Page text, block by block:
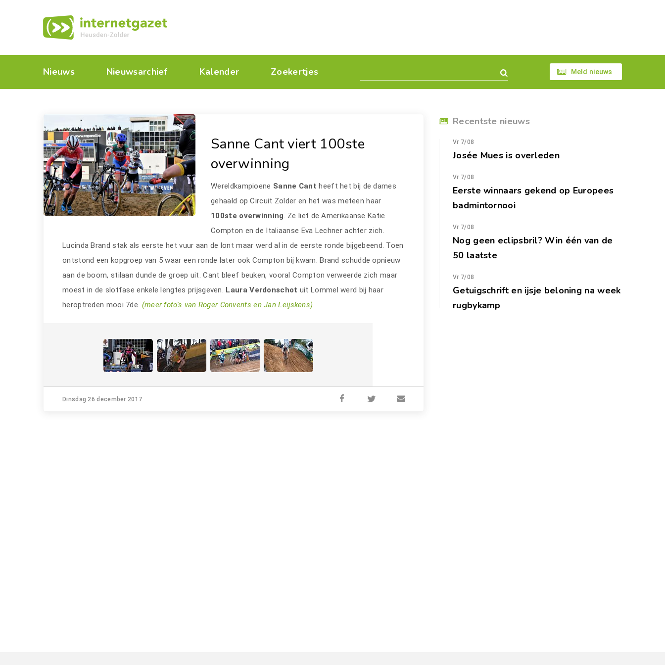
Nieuws Nieuwsarchief Kalender Zoekertjes Meld nieuws
Sanne Cant viert 100ste
overwinning
Wereldkampioene Sanne Cant heeft het bij de dames
gehaald op Circuit Zolder en het was meteen haar
100ste overwinning. Ze liet de Amerikaanse Katie
Compton en de Italiaanse Eva Lechner achter zich.
Lucinda Brand stak als eerste het vuur aan de lont maar werd al in de eerste ronde bijgebeend. Toen
ontstond een kopgroep van 5 waar een ronde later ook Compton bij kwam. Brand schudde opnieuw
aan de boom, stilaan dunde de groep uit. Cant bleef beuken, vooral Compton verweerde zich maar
moest in de slotfase enkele lengtes prijsgeven. Laura Verdonschot uit Lommel werd bij haar
heroptreden mooi 7de. (meer foto's van Roger Convents en Jan Leijskens)
Dinsdag 26 december 2017
Recentste nieuws
Vr 7/08
Josée Mues is overleden
Vr 7/08
Eerste winnaars gekend op Europees
badmintornooi
Vr 7/08
Nog geen eclipsbril? Win één van de
50 laatste
Vr 7/08
Getuigschrift en ijsje beloning na week
rugbykamp